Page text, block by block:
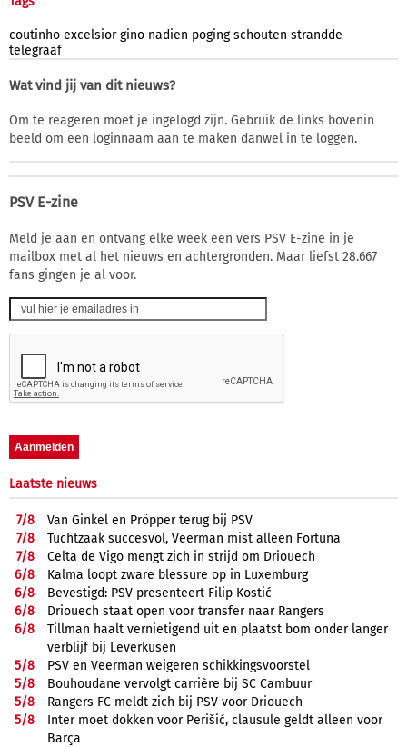
coutinho excelsior gino nadien poging schouten strandde
telegraaf
Wat vind jij van dit nieuws?
Om te reageren moet je ingelogd zijn. Gebruik de links bovenin
beeld om een loginnaam aan te maken danwel in te loggen.
PSV E-zine
Meld je aan en ontvang elke week een vers PSV E-zine in je
mailbox met al het nieuws en achtergronden. Maar liefst 28.667
fans gingen je al voor.
Laatste nieuws
7/8
Van Ginkel en Pröpper terug bij PSV
7/8
Tuchtzaak succesvol, Veerman mist alleen Fortuna
7/8
Celta de Vigo mengt zich in strijd om Driouech
6/8
Kalma loopt zware blessure op in Luxemburg
6/8
Bevestigd: PSV presenteert Filip Kostić
6/8
Driouech staat open voor transfer naar Rangers
6/8
Tillman haalt vernietigend uit en plaatst bom onder langer
verblijf bij Leverkusen
5/8
PSV en Veerman weigeren schikkingsvoorstel
5/8
Bouhoudane vervolgt carrière bij SC Cambuur
5/8
Rangers FC meldt zich bij PSV voor Driouech
5/8
Inter moet dokken voor Perišić, clausule geldt alleen voor
Barça